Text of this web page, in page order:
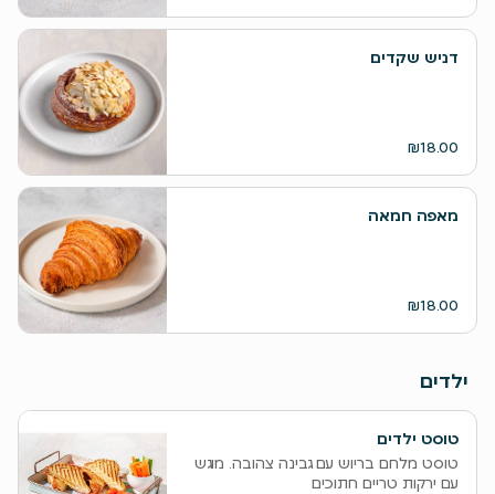
דניש שקדים
₪18.00
מאפה חמאה
₪18.00
ילדים
טוסט ילדים
טוסט מלחם בריוש עם גבינה צהובה. מוגש
עם ירקות טריים חתוכים